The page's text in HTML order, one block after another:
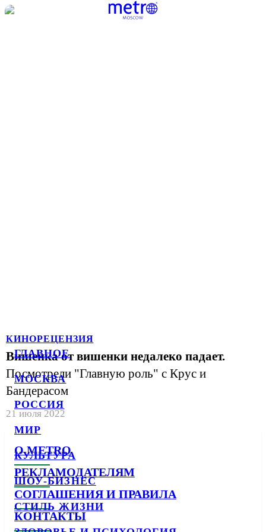
ГЛАВНОЕ
МОСКВА
РОССИЯ
МИР
КУЛЬТУРА
ШОУ-БИЗНЕС
СТИЛЬ ЖИЗНИ
КИНОРЕЦЕНЗИЯ
Вишенка от вишенки недалеко падает.
Посмотрели "Главную роль" с Крус и
Бандерасом
21 июля 2022
О METRO
РЕКЛАМОДАТЕЛЯМ
СОГЛАШЕНИЯ И ПРАВИЛА
КОНТАКТЫ